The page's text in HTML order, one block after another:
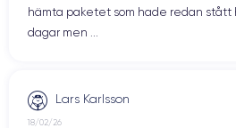
hämta paketet som hade redan stått
dagar men ...
Lars Karlsson
18/02/26